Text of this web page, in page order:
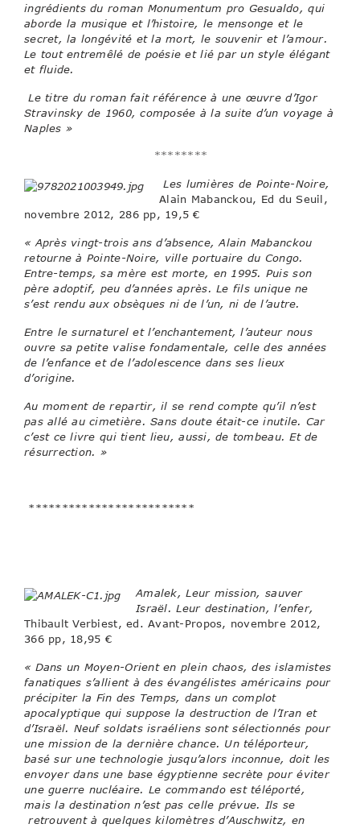
ingrédients du roman Monumentum pro Gesualdo, qui
aborde la musique et l’histoire, le mensonge et le
secret, la longévité et la mort, le souvenir et l’amour.
Le tout entremêlé de poésie et lié par un style élégant
et fluide.
Le titre du roman fait référence à une œuvre d’Igor
Stravinsky de 1960, composée à la suite d’un voyage à
Naples »
********
Les lumières de Pointe-Noire,
Alain Mabanckou, Ed du Seuil,
novembre 2012, 286 pp, 19,5 €
« Après vingt-trois ans d’absence, Alain Mabanckou
retourne à Pointe-Noire, ville portuaire du Congo.
Entre-temps, sa mère est morte, en 1995. Puis son
père adoptif, peu d’années après. Le fils unique ne
s’est rendu aux obsèques ni de l’un, ni de l’autre.
Entre le surnaturel et l’enchantement, l’auteur nous
ouvre sa petite valise fondamentale, celle des années
de l’enfance et de l’adolescence dans ses lieux
d’origine.
Au moment de repartir, il se rend compte qu’il n’est
pas allé au cimetière. Sans doute était-ce inutile. Car
c’est ce livre qui tient lieu, aussi, de tombeau. Et de
résurrection. »
*************************
Amalek, Leur mission, sauver
Israël. Leur destination, l’enfer,
Thibault Verbiest, ed. Avant-Propos, novembre 2012,
366 pp, 18,95 €
« Dans un Moyen-Orient en plein chaos, des islamistes
fanatiques s’allient à des évangélistes américains pour
précipiter la Fin des Temps, dans un complot
apocalyptique qui suppose la destruction de l’Iran et
d’Israël. Neuf soldats israéliens sont sélectionnés pour
une mission de la dernière chance. Un téléporteur,
basé sur une technologie jusqu’alors inconnue, doit les
envoyer dans une base égyptienne secrète pour éviter
une guerre nucléaire. Le commando est téléporté,
mais la destination n’est pas celle prévue. Ils se
retrouvent à quelques kilomètres d’Auschwitz, en